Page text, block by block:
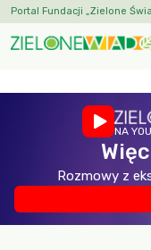
Portal Fundacji „Zielone
NA
Rozmowy z